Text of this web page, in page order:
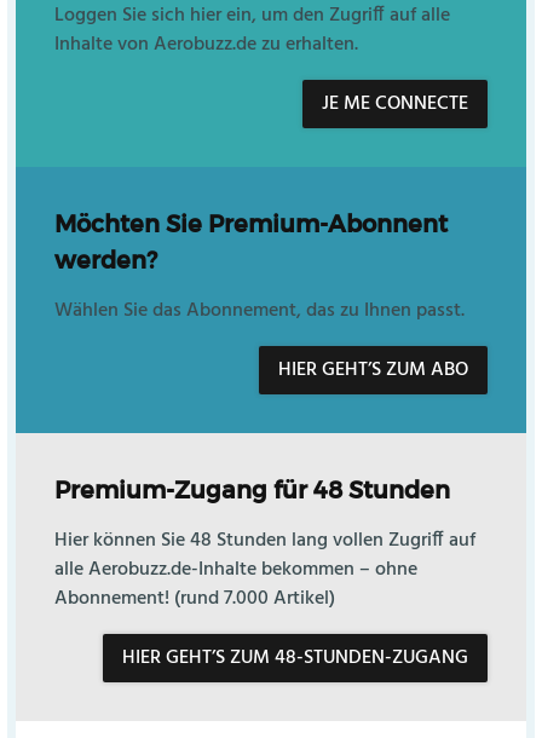
Loggen Sie sich hier ein, um den Zugriff auf alle
Inhalte von Aerobuzz.de zu erhalten.
JE ME CONNECTE
Möchten Sie Premium-Abonnent
werden?
Wählen Sie das Abonnement, das zu Ihnen passt.
HIER GEHT’S ZUM ABO
Premium-Zugang für 48 Stunden
Hier können Sie 48 Stunden lang vollen Zugriff auf
alle Aerobuzz.de-Inhalte bekommen – ohne
Abonnement! (rund 7.000 Artikel)
HIER GEHT’S ZUM 48-STUNDEN-ZUGANG